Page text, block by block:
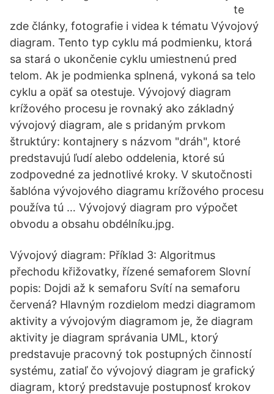
te
zde články, fotografie i videa k tématu Vývojový
diagram. Tento typ cyklu má podmienku, ktorá
sa stará o ukončenie cyklu umiestnenú pred
telom. Ak je podmienka splnená, vykoná sa telo
cyklu a opäť sa otestuje. Vývojový diagram
krížového procesu je rovnaký ako základný
vývojový diagram, ale s pridaným prvkom
štruktúry: kontajnery s názvom "dráh", ktoré
predstavujú ľudí alebo oddelenia, ktoré sú
zodpovedné za jednotlivé kroky. V skutočnosti
šablóna vývojového diagramu krížového procesu
používa tú … Vývojový diagram pro výpočet
obvodu a obsahu obdélníku.jpg.
Vývojový diagram: Příklad 3: Algoritmus
přechodu křižovatky, řízené semaforem Slovní
popis: Dojdi až k semaforu Svítí na semaforu
červená? Hlavným rozdielom medzi diagramom
aktivity a vývojovým diagramom je, že diagram
aktivity je diagram správania UML, ktorý
predstavuje pracovný tok postupných činností
systému, zatiaľ čo vývojový diagram je grafický
diagram, ktorý predstavuje postupnosť krokov